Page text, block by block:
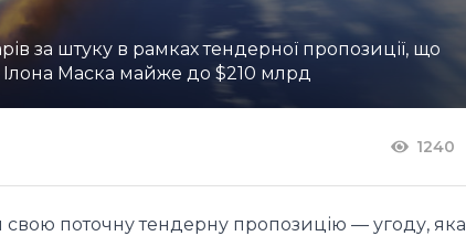
за штуку в рамках тендерної пропозиції, що
Ілона Маска майже до $210 млрд
1240
свою поточну тендерну пропозицію — угоду, яка